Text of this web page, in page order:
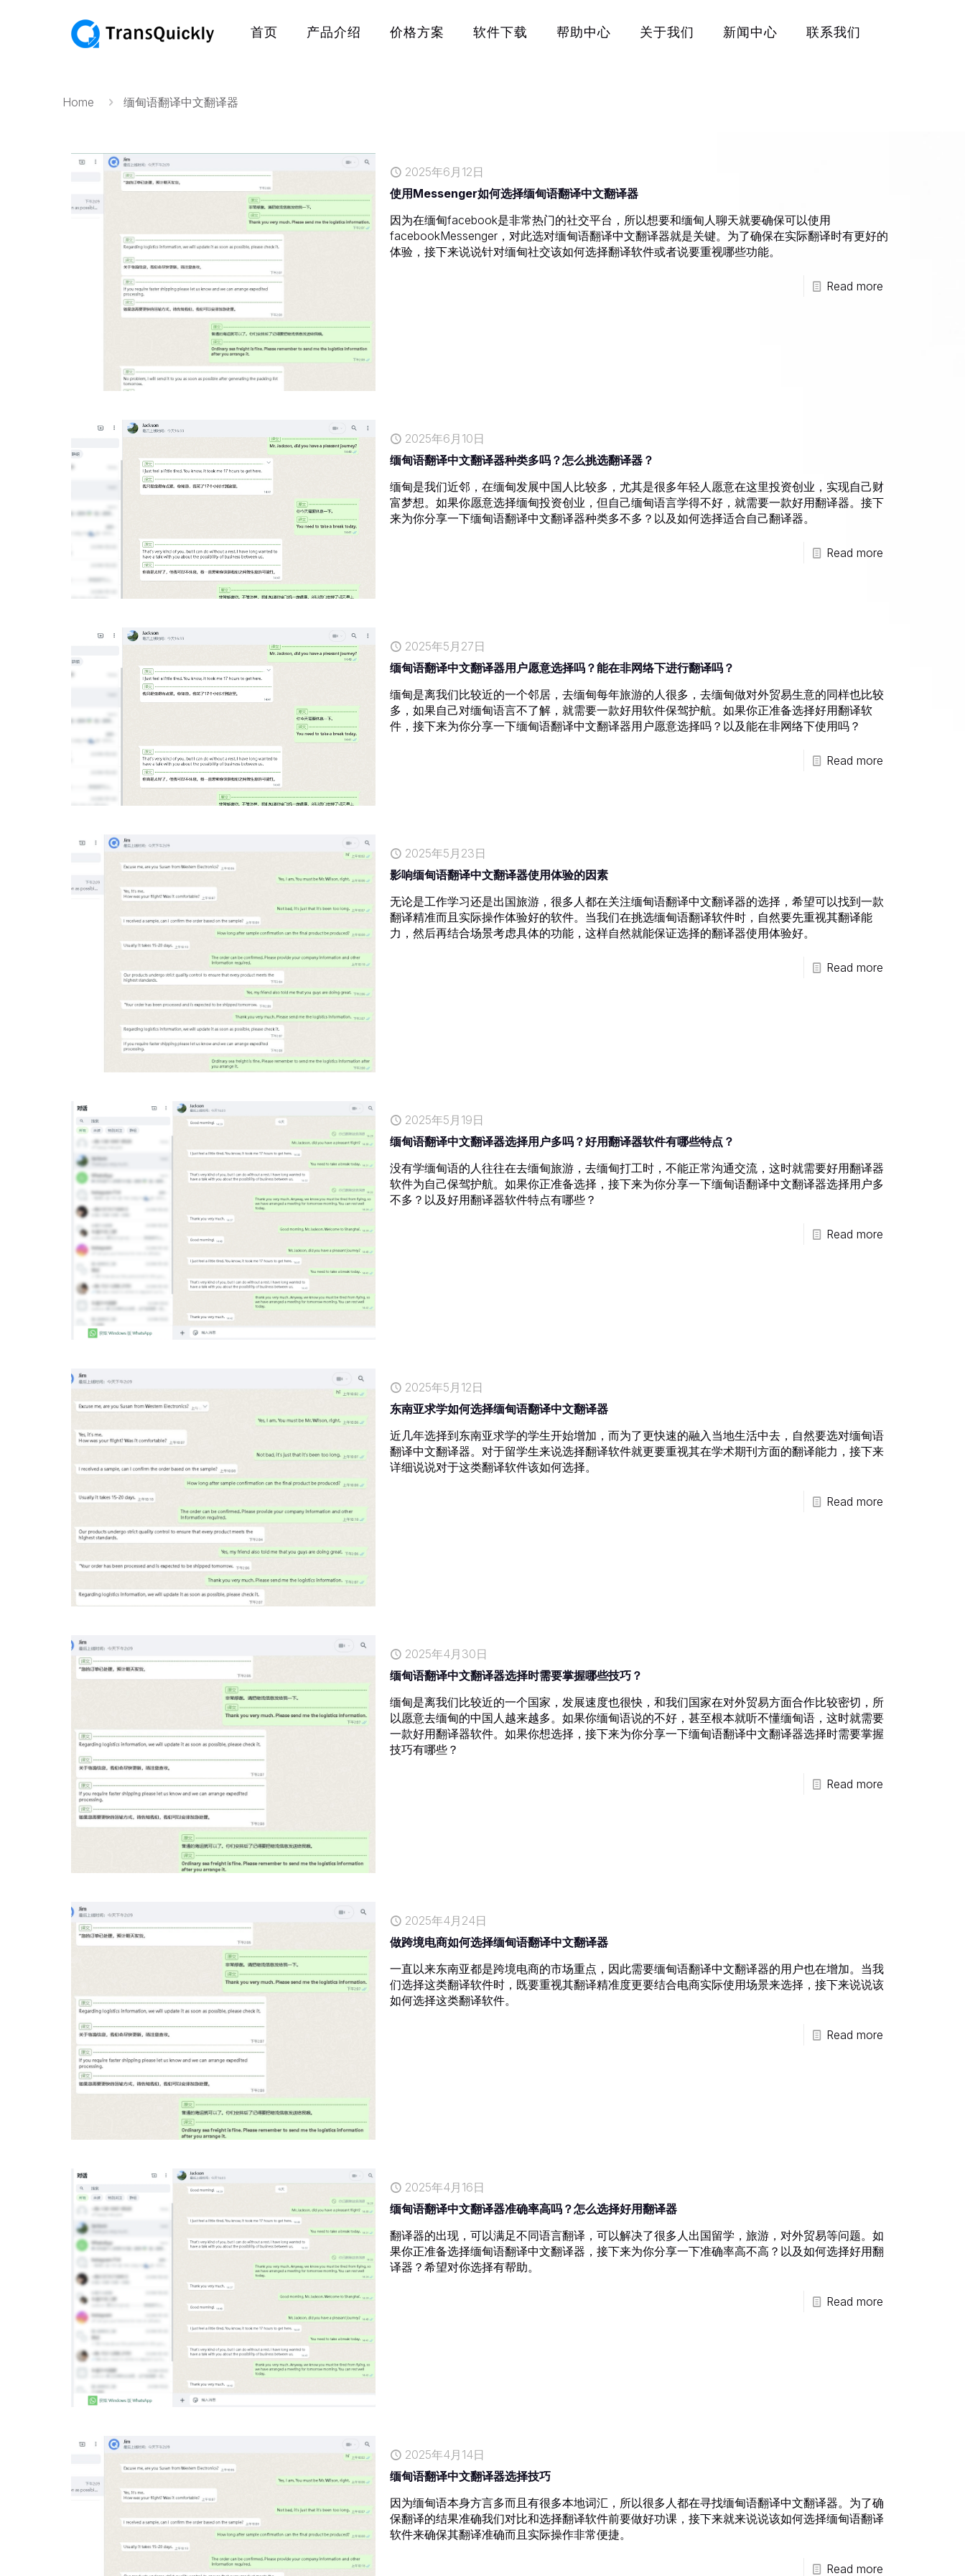
首页 产品介绍 价格方案 软件下载 帮助中心 关于我们 新闻中心 联系我们
Home 缅甸语翻译中文翻译器
2025年6月12日
使用Messenger如何选择缅甸语翻译中文翻译器
因为在缅甸facebook是非常热门的社交平台，所以想要和缅甸人聊天就要确保可以使用
facebookMessenger，对此选对缅甸语翻译中文翻译器就是关键。为了确保在实际翻译时有更好的
体验，接下来说说针对缅甸社交该如何选择翻译软件或者说要重视哪些功能。
Read more
2025年6月10日
缅甸语翻译中文翻译器种类多吗？怎么挑选翻译器？
缅甸是我们近邻，在缅甸发展中国人比较多，尤其是很多年轻人愿意在这里投资创业，实现自己财
富梦想。如果你愿意选择缅甸投资创业，但自己缅甸语言学得不好，就需要一款好用翻译器。接下
来为你分享一下缅甸语翻译中文翻译器种类多不多？以及如何选择适合自己翻译器。
Read more
2025年5月27日
缅甸语翻译中文翻译器用户愿意选择吗？能在非网络下进行翻译吗？
缅甸是离我们比较近的一个邻居，去缅甸每年旅游的人很多，去缅甸做对外贸易生意的同样也比较
多，如果自己对缅甸语言不了解，就需要一款好用软件保驾护航。如果你正准备选择好用翻译软
件，接下来为你分享一下缅甸语翻译中文翻译器用户愿意选择吗？以及能在非网络下使用吗？
Read more
2025年5月23日
影响缅甸语翻译中文翻译器使用体验的因素
无论是工作学习还是出国旅游，很多人都在关注缅甸语翻译中文翻译器的选择，希望可以找到一款
翻译精准而且实际操作体验好的软件。当我们在挑选缅甸语翻译软件时，自然要先重视其翻译能
力，然后再结合场景考虑具体的功能，这样自然就能保证选择的翻译器使用体验好。
Read more
2025年5月19日
缅甸语翻译中文翻译器选择用户多吗？好用翻译器软件有哪些特点？
没有学缅甸语的人往往在去缅甸旅游，去缅甸打工时，不能正常沟通交流，这时就需要好用翻译器
软件为自己保驾护航。如果你正准备选择，接下来为你分享一下缅甸语翻译中文翻译器选择用户多
不多？以及好用翻译器软件特点有哪些？
Read more
2025年5月12日
东南亚求学如何选择缅甸语翻译中文翻译器
近几年选择到东南亚求学的学生开始增加，而为了更快速的融入当地生活中去，自然要选对缅甸语
翻译中文翻译器。对于留学生来说选择翻译软件就更要重视其在学术期刊方面的翻译能力，接下来
详细说说对于这类翻译软件该如何选择。
Read more
2025年4月30日
缅甸语翻译中文翻译器选择时需要掌握哪些技巧？
缅甸是离我们比较近的一个国家，发展速度也很快，和我们国家在对外贸易方面合作比较密切，所
以愿意去缅甸的中国人越来越多。如果你缅甸语说的不好，甚至根本就听不懂缅甸语，这时就需要
一款好用翻译器软件。如果你想选择，接下来为你分享一下缅甸语翻译中文翻译器选择时需要掌握
技巧有哪些？
Read more
2025年4月24日
做跨境电商如何选择缅甸语翻译中文翻译器
一直以来东南亚都是跨境电商的市场重点，因此需要缅甸语翻译中文翻译器的用户也在增加。当我
们选择这类翻译软件时，既要重视其翻译精准度更要结合电商实际使用场景来选择，接下来说说该
如何选择这类翻译软件。
Read more
2025年4月16日
缅甸语翻译中文翻译器准确率高吗？怎么选择好用翻译器
翻译器的出现，可以满足不同语言翻译，可以解决了很多人出国留学，旅游，对外贸易等问题。如
果你正准备选择缅甸语翻译中文翻译器，接下来为你分享一下准确率高不高？以及如何选择好用翻
译器？希望对你选择有帮助。
Read more
2025年4月14日
缅甸语翻译中文翻译器选择技巧
因为缅甸语本身方言多而且有很多本地词汇，所以很多人都在寻找缅甸语翻译中文翻译器。为了确
保翻译的结果准确我们对比和选择翻译软件前要做好功课，接下来就来说说该如何选择缅甸语翻译
软件来确保其翻译准确而且实际操作非常便捷。
Read more